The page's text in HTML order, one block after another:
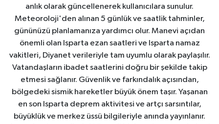
anlık olarak güncellenerek kullanıcılara sunulur.
Meteoroloji'den alınan 5 günlük ve saatlik tahminler,
gününüzü planlamanıza yardımcı olur. Manevi açıdan
önemli olan Isparta ezan saatleri ve Isparta namaz
vakitleri, Diyanet verileriyle tam uyumlu olarak paylaşılır.
Vatandaşların ibadet saatlerini doğru bir şekilde takip
etmesi sağlanır. Güvenlik ve farkındalık açısından,
bölgedeki sismik hareketler büyük önem taşır. Yaşanan
en son Isparta deprem aktivitesi ve artçı sarsıntılar,
büyüklük ve merkez üssü bilgileriyle anında yayınlanır.